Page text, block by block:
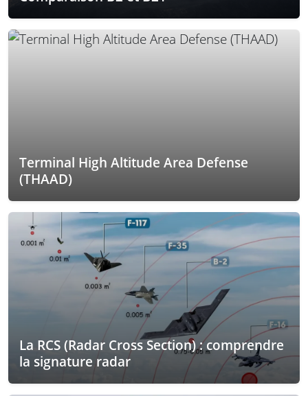
Terminal High Altitude Area Defense
(THAAD)
La RCS (Radar Cross Section) : comprendre
la signature radar